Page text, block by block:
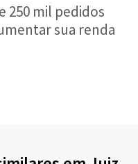
250 mil pedidos
sua renda